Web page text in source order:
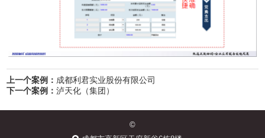
上一个案例： 成都利君实业股份有限公司
下一个案例：泸天化（集团）
©